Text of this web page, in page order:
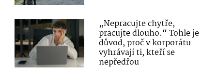
„Nepracujte chytře,
pracujte dlouho.“ Tohle je
důvod, proč v korporátu
vyhrávají ti, kteří se
nepředřou